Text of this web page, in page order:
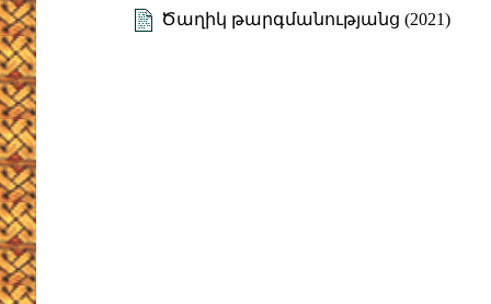
Ծաղիկ թարգմանությանց (2021)